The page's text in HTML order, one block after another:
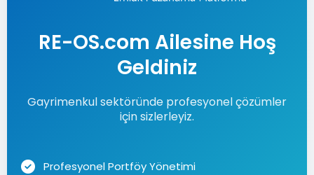
RE-OS.com Ailesine Hoş
Geldiniz
Gayrimenkul sektöründe profesyonel çözümler
için sizlerleyiz.
Profesyonel Portföy Yönetimi